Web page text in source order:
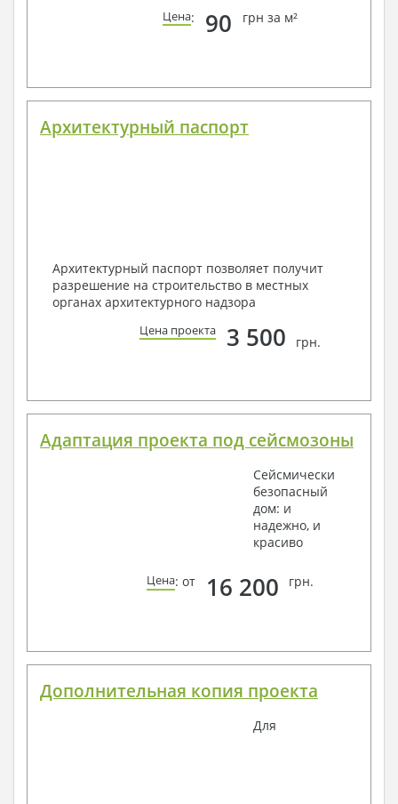
Цена: 90 грн за м²
Архитектурный паспорт
Архитектурный паспорт позволяет получит
разрешение на строительство в местных
органах архитектурного надзора
Цена проекта 3 500 грн.
Адаптация проекта под сейсмозоны
Сейсмически
безопасный
дом: и
надежно, и
красиво
Цена: от 16 200 грн.
Дополнительная копия проекта
Для